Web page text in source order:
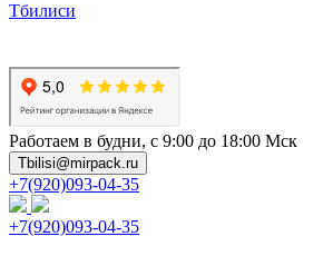
Тбилиси
Работаем в будни, с 9:00 до 18:00 Мск
Tbilisi@mirpack.ru
+7(920)093-04-35
+7(920)093-04-35